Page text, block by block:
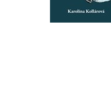
223 Kč